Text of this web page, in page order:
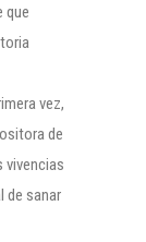
que
vez,
de
vivencias
de sanar